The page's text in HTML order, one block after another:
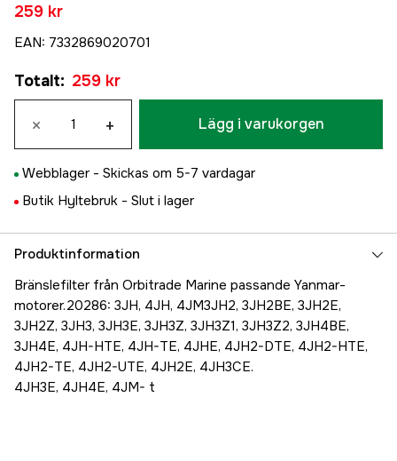
259 kr
EAN: 7332869020701
Totalt: 259 kr
× + Lägg i varukorgen
Webblager - Skickas om 5-7 vardagar
Butik Hyltebruk - Slut i lager
Produktinformation
Bränslefilter från Orbitrade Marine passande Yanmar-
motorer.20286: 3JH, 4JH, 4JM3JH2, 3JH2BE, 3JH2E,
3JH2Z, 3JH3, 3JH3E, 3JH3Z, 3JH3Z1, 3JH3Z2, 3JH4BE,
3JH4E, 4JH-HTE, 4JH-TE, 4JHE, 4JH2-DTE, 4JH2-HTE,
4JH2-TE, 4JH2-UTE, 4JH2E, 4JH3CE.
4JH3E, 4JH4E, 4JM- t